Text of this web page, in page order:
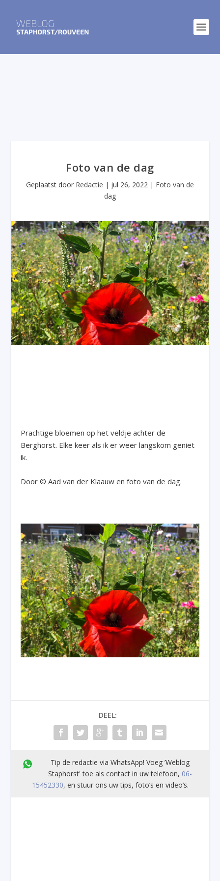
Foto van de dag
Geplaatst door Redactie | jul 26, 2022 | Foto van de
dag
Prachtige bloemen op het veldje achter de
Berghorst. Elke keer als ik er weer langskom geniet
ik.
Door © Aad van der Klaauw en foto van de dag.
DEEL:
Tip de redactie via WhatsApp! Voeg ’Weblog
Staphorst' toe als contact in uw telefoon, 06-
15452330, en stuur ons uw tips, foto’s en video’s.